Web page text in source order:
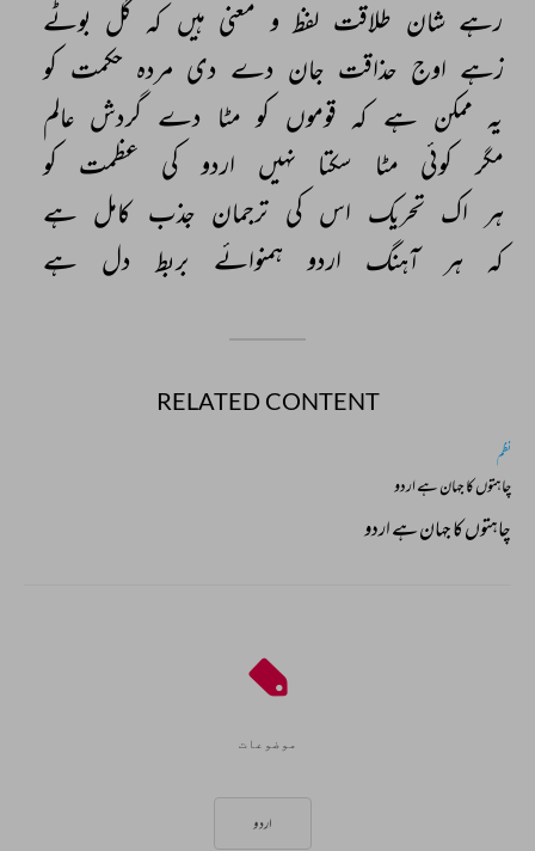
رہے شان طلاقت لفظ و معنی ہیں کہ گل بوٹے
زہے اوج حذاقت جان دے دی مردہ حکمت کو
یہ ممکن ہے کہ قوموں کو مٹا دے گردش عالم
مگر
کوئی مٹا سکتا نہیں اردو کی عظمت
کو
ہر اک تحریک اس کی ترجمان جذب کامل ہے
کہ
ہر آہنگ اردو ہمنوائے بربط دل ہے
RELATED CONTENT
نظم
چاہتوں کا جہان ہے اردو
چاہتوں کا جہان ہے اردو
موضوعات
اردو